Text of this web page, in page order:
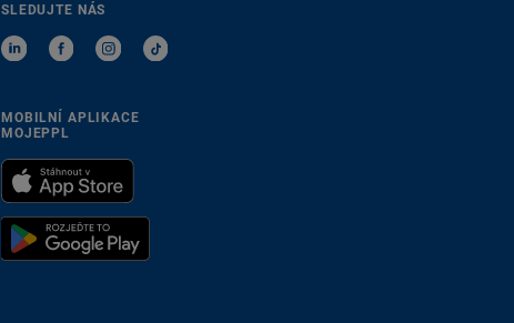
SLEDUJTE NÁS
MOBILNÍ APLIKACE
MOJEPPL